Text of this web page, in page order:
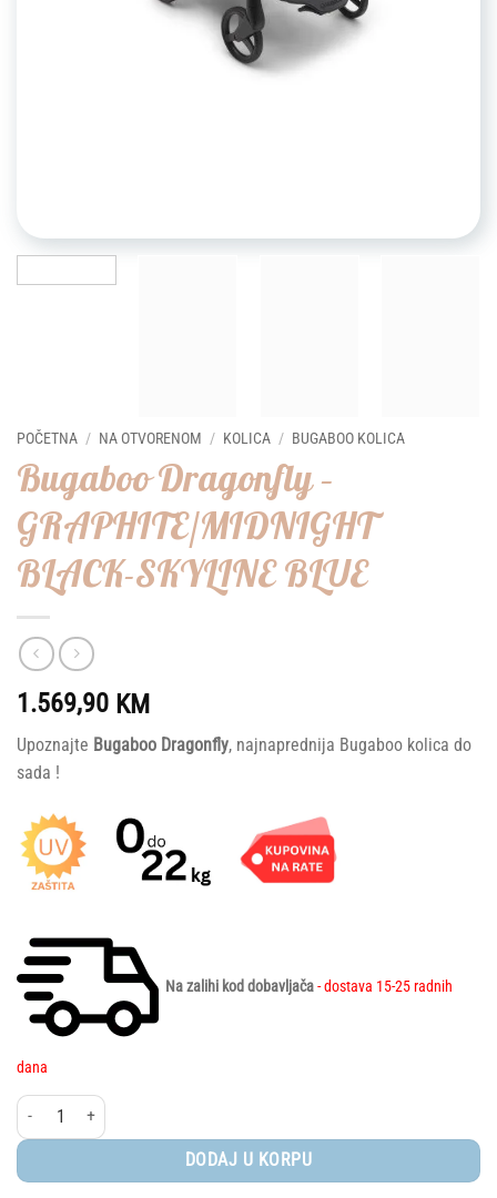
POČETNA / NA OTVORENOM / KOLICA / BUGABOO KOLICA
Bugaboo Dragonfly –
GRAPHITE/MIDNIGHT
BLACK-SKYLINE BLUE
1.569,90 KM
Upoznajte Bugaboo Dragonfly, najnaprednija Bugaboo kolica do
sada !
Na zalihi kod dobavljača- dostava 15-25 radnih
dana
Bugaboo Dragonfly - GRAPHITE/MIDNIGHT BLACK-SKYLINE BLUE količina
DODAJ U KORPU